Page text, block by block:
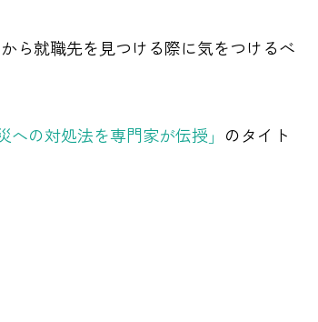
ら就職先を見つける際に気をつけるべ
の対処法を専門家が伝授」 のタイト